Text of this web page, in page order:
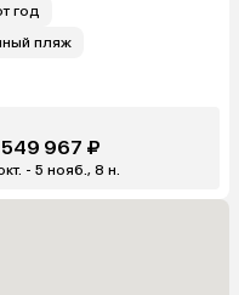
год
пляж
549 967 ₽
- 5 нояб., 8 н.